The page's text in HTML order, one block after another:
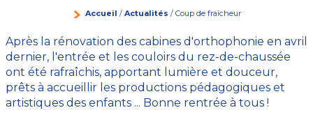
Accueil / Actualités / Coup de fraîcheur
Après la rénovation des cabines d'orthophonie en avril
dernier, l'entrée et les couloirs du rez-de-chaussée
ont été rafraîchis, apportant lumière et douceur,
prêts à accueillir les productions pédagogiques et
artistiques des enfants ... Bonne rentrée à tous !